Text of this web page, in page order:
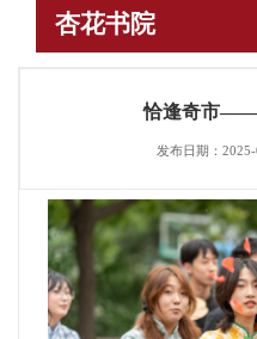
杏花书院
恰逢奇市——
发布日期：